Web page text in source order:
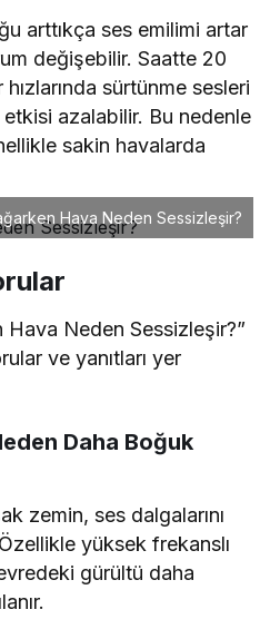
arttıkça ses emilimi artar
değişebilir. Saatte 20
sürtünme sesleri
azalabilir. Bu nedenle
sakin havalarda
Hava Neden Sessizleşir?
Hava Neden Sessizleşir?”
ve yanıtları yer
Daha Boğuk
zemin, ses dalgalarını
yüksek frekanslı
gürültü daha